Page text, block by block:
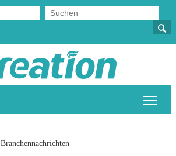

Branchennachrichten